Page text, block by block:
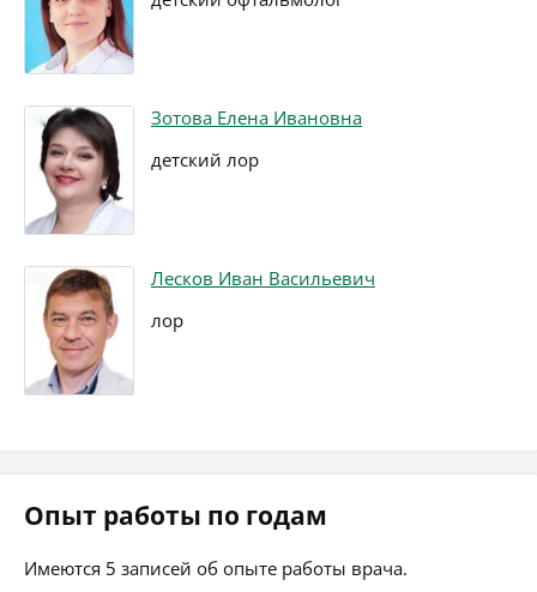
Зотова Елена Ивановна
детский лор
Лесков Иван Васильевич
лор
Опыт работы по годам
Имеются 5 записей об опыте работы врача.